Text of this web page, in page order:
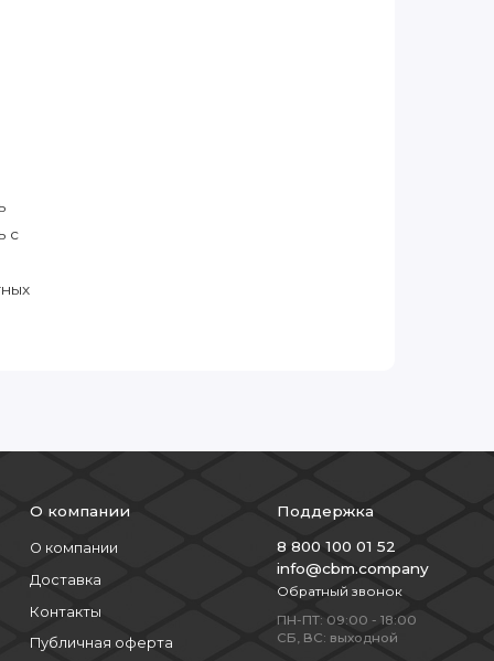
с
О компании
О компании
Доставка
Контакты
Публичная оферта
Поддержка
8 800 100 01 52
info@cbm.company
Обратный звонок
ПН-ПТ: 09:00 - 18:00
СБ, ВС: выходной